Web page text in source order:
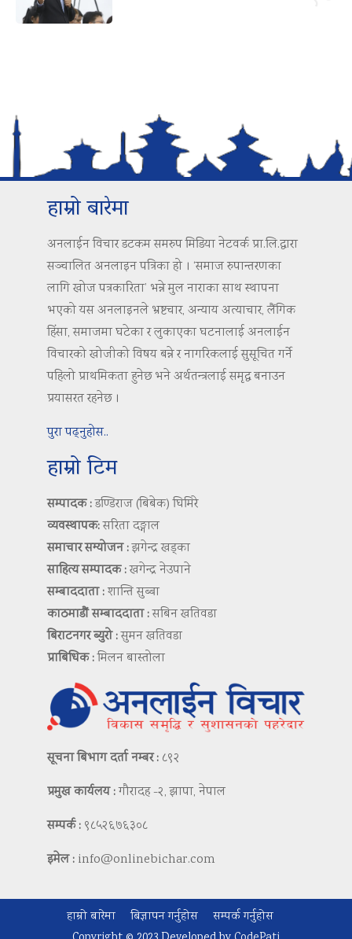
हाम्रो बारेमा
अनलाईन विचार डटकम समरुप मिडिया नेटवर्क प्रा.लि.द्वारा
सञ्चालित अनलाइन पत्रिका हो । ‘समाज रुपान्तरणका
लागि खोज पत्रकारिता’ भन्ने मुल नाराका साथ स्थापना
भएको यस अनलाइनले भ्रष्टचार, अन्याय अत्याचार, लैंगिक
हिंसा, समाजमा घटेका र लुकाएका घटनालाई अनलाईन
विचारको खोजीको विषय बन्ने र नागरिकलाई सुसूचित गर्ने
पहिलो प्राथमिकता हुनेछ भने अर्थतन्त्रलाई समृद्ध बनाउन
प्रयासरत रहनेछ ।
पुरा पढ्नुहोस..
हाम्रो टिम
सम्पादक :डण्डिराज (बिबेक) घिमिरे
व्यवस्थापक:सरिता दङ्गाल
समाचार सम्योजन :झगेन्द्र खड्का
साहित्य सम्पादक :खगेन्द्र नेउपाने
सम्बाददाता :शान्ति सुब्बा
काठमाडौं सम्बाददाता :सबिन खतिवडा
बिराटनगर ब्युरो :सुमन खतिवडा
प्राबिधिक :मिलन बास्तोला
सूचना बिभाग दर्ता नम्बर : ८९२
प्रमुख कार्यलय :गौरादह -२, झापा, नेपाल
सम्पर्क : ९८५२६७६३०८
इमेल : info@onlinebichar.com
हाम्रो बारेमा बिज्ञापन गर्नुहोस
सम्पर्क गर्नुहोस